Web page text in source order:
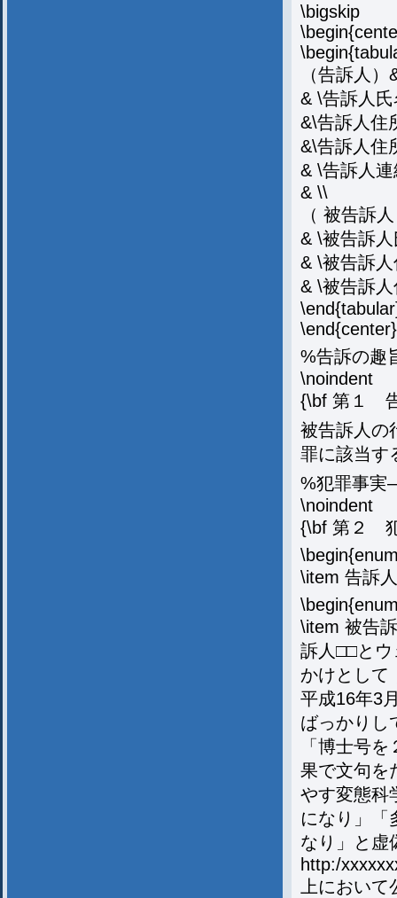
\bigskip
（告訴人）
& \告訴人
&\告訴人住
&\告訴人住
& \告訴人
& \\
（ 被告訴
& \被告訴
& \被告訴
& \被告訴
\end{center}
%告訴
\noindent
{\bf 第１
被告訴人の
罪に該当す
%犯罪
\noindent
{\bf 第２
\item 告訴
\item 被告
訴人□□とウ
かけとして
平成16年3
ばっかりし
「博士号
果で文句を
やす変態科
になり」「
なり」と虚
http:/
上におい